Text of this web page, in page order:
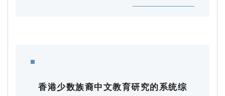
香港少数族裔中文教育研究的系统综